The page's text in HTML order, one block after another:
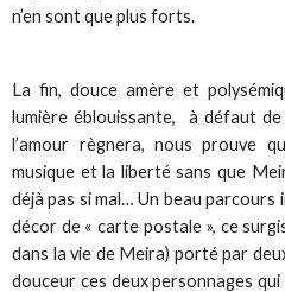
n’en sont que plus forts.
La fin, douce amère et
lumière éblouissante, à défaut
l’amour règnera, nous prouve
musique et la liberté sans que
déjà pas si mal… Un beau
décor de « carte postale », ce
dans la vie de Meira) porté par
douceur ces deux personnages